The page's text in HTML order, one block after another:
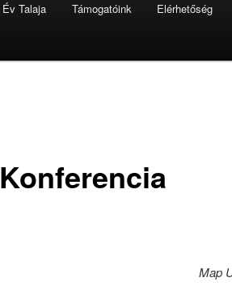
Talaja Támogatóink Elérhetőség
Map